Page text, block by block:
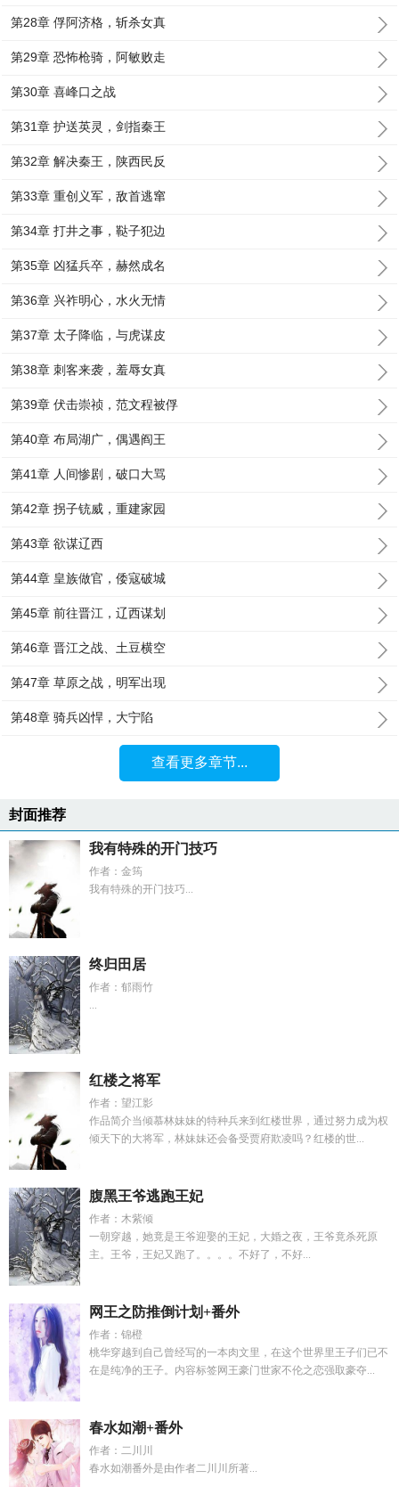
第28章 俘阿济格，斩杀女真
第29章 恐怖枪骑，阿敏败走
第30章 喜峰口之战
第31章 护送英灵，剑指秦王
第32章 解决秦王，陕西民反
第33章 重创义军，敌首逃窜
第34章 打井之事，鞑子犯边
第35章 凶猛兵卒，赫然成名
第36章 兴祚明心，水火无情
第37章 太子降临，与虎谋皮
第38章 刺客来袭，羞辱女真
第39章 伏击崇祯，范文程被俘
第40章 布局湖广，偶遇阎王
第41章 人间惨剧，破口大骂
第42章 拐子铳威，重建家园
第43章 欲谋辽西
第44章 皇族做官，倭寇破城
第45章 前往晋江，辽西谋划
第46章 晋江之战、土豆横空
第47章 草原之战，明军出现
第48章 骑兵凶悍，大宁陷
查看更多章节...
封面推荐
我有特殊的开门技巧
作者：金筠
我有特殊的开门技巧...
终归田居
作者：郁雨竹
...
红楼之将军
作者：望江影
作品简介当倾慕林妹妹的特种兵来到红楼世界，通过努力成为权
倾天下的大将军，林妹妹还会备受贾府欺凌吗？红楼的世...
腹黑王爷逃跑王妃
作者：木紫倾
一朝穿越，她竟是王爷迎娶的王妃，大婚之夜，王爷竟杀死原
主。王爷，王妃又跑了。。。。不好了，不好...
网王之防推倒计划+番外
作者：锦橙
桃华穿越到自己曾经写的一本肉文里，在这个世界里王子们已不
在是纯净的王子。内容标签网王豪门世家不伦之恋强取豪夺...
春水如潮+番外
作者：二川川
春水如潮番外是由作者二川川所著...